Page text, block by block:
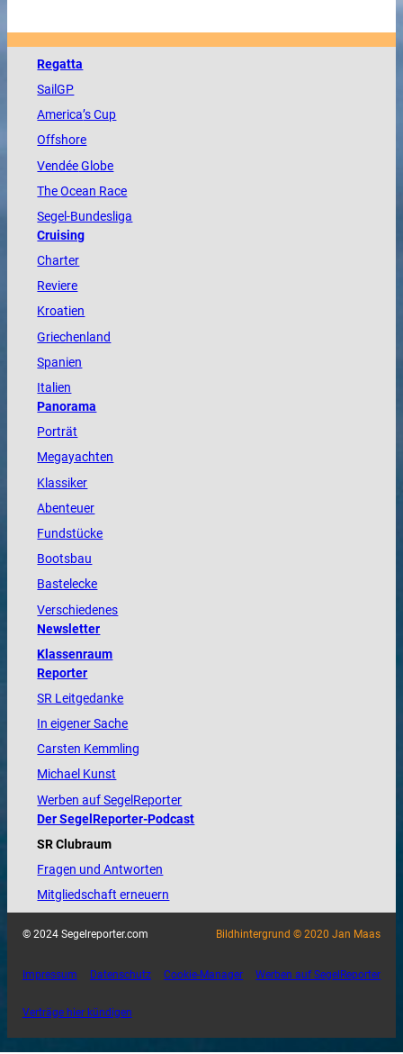
Regatta
SailGP
America’s Cup
Offshore
VendéeGlobe
TheOcean Race
Segel-Bundesliga
Cruising
Charter
Reviere
Kroatien
Griechenland
Spanien
Italien
Panorama
Porträt
Megayachten
Klassiker
Abenteuer
Fundstücke
Bootsbau
Bastelecke
Verschiedenes
Newsletter
Klassenraum
Reporter
SR Leitgedanke
In eigener Sache
Carsten Kemmling
Michael Kunst
Werben auf SegelReporter
Der SegelReporter-Podcast
SR Clubraum
Fragen und Antworten
Mitgliedschaft erneuern
© 2024 Segelreporter.com Bildhintergrund © 2020 Jan Maas
Impressum Datenschutz Cookie-Manager Werben auf SegelReporter
Verträge hier kündigen